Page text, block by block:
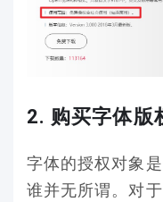
2. 购买字体版
字体的授权对象
谁并无所谓。对